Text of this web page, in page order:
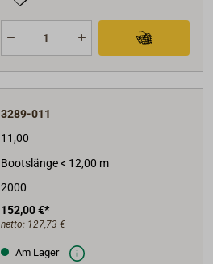
3289-011
11,00
Bootslänge < 12,00 m
2000
152,00 €*
netto: 127,73 €
Am Lager